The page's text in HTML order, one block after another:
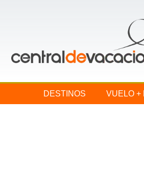
DESTINOS VUELO +